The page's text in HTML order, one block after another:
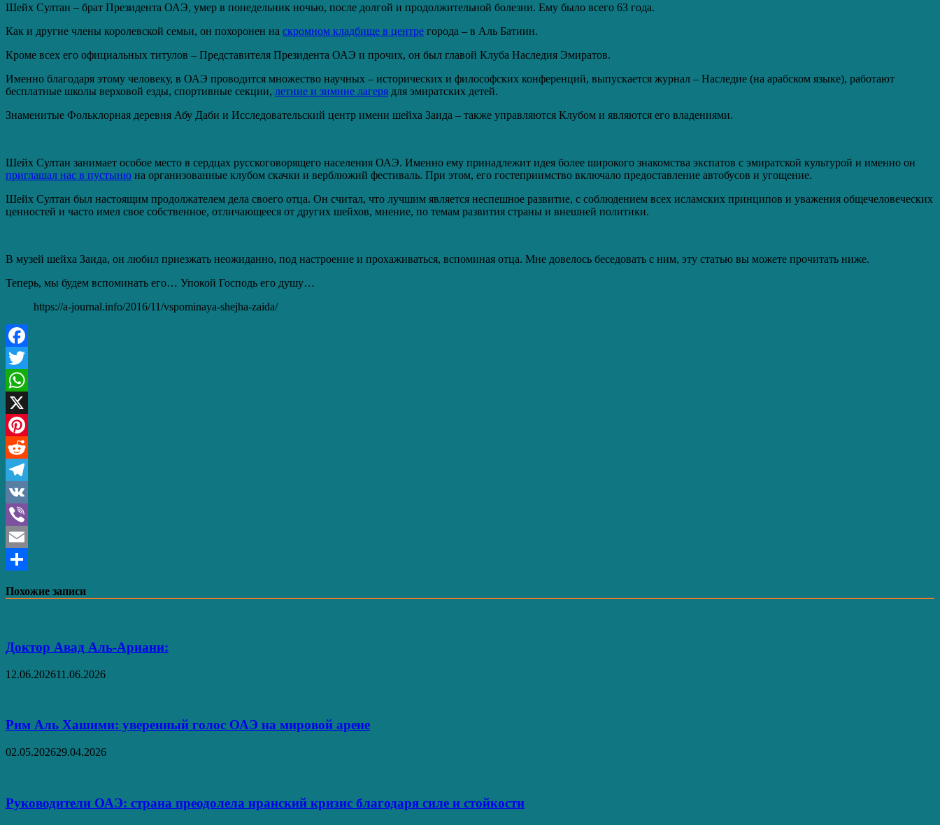
Шейх Султан – брат Президента ОАЭ, умер в понедельник ночью, после долгой и продолжительной болезни. Ему было всего 63 года.
Как и другие члены королевской семьи, он похоронен на скромном кладбище в центре города – в Аль Батиин.
Кроме всех его официальных титулов – Представителя Президента ОАЭ и прочих, он был главой Клуба Наследия Эмиратов.
Именно благодаря этому человеку, в ОАЭ проводится множество научных – исторических и философских конференций, выпускается журнал – Наследие (на арабском языке), работают
бесплатные школы верховой езды, спортивные секции, летние и зимние лагеря для эмиратских детей.
Знаменитые Фольклорная деревня Абу Даби и Исследовательский центр имени шейха Заида – также управляются Клубом и являются его владениями.
Шейх Султан занимает особое место в сердцах русскоговорящего населения ОАЭ. Именно ему принадлежит идея более широкого знакомства экспатов с эмиратской культурой и именно он
приглашал нас в пустыню на организованные клубом скачки и верблюжий фестиваль. При этом, его гостеприимство включало предоставление автобусов и угощение.
Шейх Султан был настоящим продолжателем дела своего отца. Он считал, что лучшим является неспешное развитие, с соблюдением всех исламских принципов и уважения общечеловеческих
ценностей и часто имел свое собственное, отличающееся от других шейхов, мнение, по темам развития страны и внешней политики.
В музей шейха Заида, он любил приезжать неожиданно, под настроение и прохаживаться, вспоминая отца. Мне довелось беседовать с ним, эту статью вы можете прочитать ниже.
Теперь, мы будем вспоминать его… Упокой Господь его душу…
https://a-journal.info/2016/11/vspominaya-shejha-zaida/
Facebook
Twitter
WhatsApp
X
Pinterest
Reddit
Telegram
VK
Viber
Email
Похожие записи
Доктор Авад Аль-Ариани:
12.06.202611.06.2026
Рим Аль Хашими: уверенный голос ОАЭ на мировой арене
02.05.202629.04.2026
Руководители ОАЭ: страна преодолела иранский кризис благодаря силе и стойкости